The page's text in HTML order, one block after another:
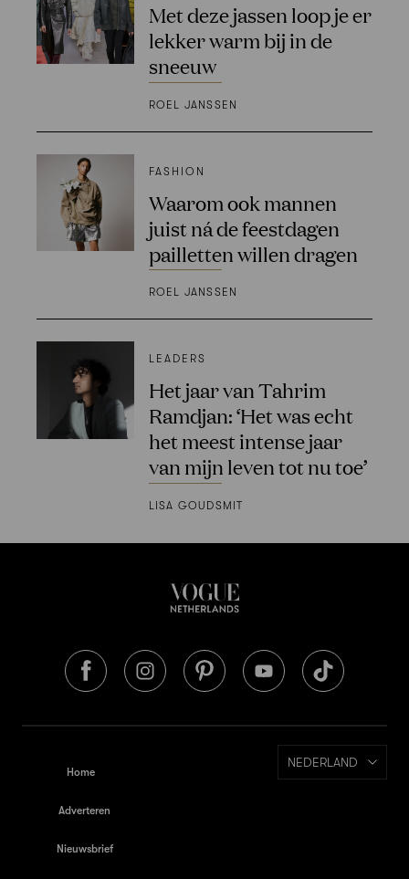
Met deze jassen loop je er
lekker warm bij in de
sneeuw
ROEL JANSSEN
FASHION
Waarom ook mannen
juist ná de feestdagen
pailletten willen dragen
ROEL JANSSEN
LEADERS
Het jaar van Tahrim
Ramdjan: ‘Het was echt
het meest intense jaar
van mijn leven tot nu toe’
LISA GOUDSMIT
Home
Adverteren
Nieuwsbrief
NEDERLAND